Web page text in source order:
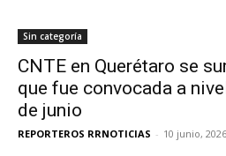
Sin categoría
CNTE en Querétaro se
que fue convocada a
de junio
REPORTEROS RRNOTICIAS - 10 junio, 2026